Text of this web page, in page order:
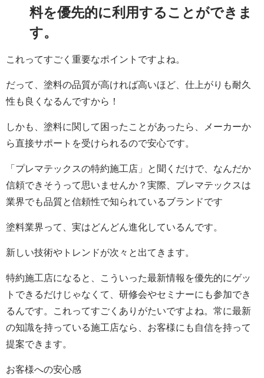
料を優先的に利用することができま
す。
これってすごく重要なポイントですよね。
だって、塗料の品質が高ければ高いほど、仕上がりも耐久
性も良くなるんですから！
しかも、塗料に関して困ったことがあったら、メーカーか
ら直接サポートを受けられるので安心です。
「プレマテックスの特約施工店」と聞くだけで、なんだか
信頼できそうって思いませんか？実際、プレマテックスは
業界でも品質と信頼性で知られているブランドです
塗料業界って、実はどんどん進化しているんです。
新しい技術やトレンドが次々と出てきます。
特約施工店になると、こういった最新情報を優先的にゲッ
トできるだけじゃなくて、研修会やセミナーにも参加でき
るんです。これってすごくありがたいですよね。常に最新
の知識を持っている施工店なら、お客様にも自信を持って
提案できます。
お客様への安心感